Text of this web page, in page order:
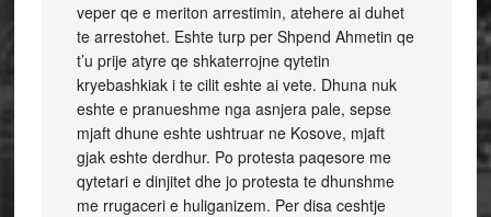
veper qe e meriton arrestimin, atehere ai duhet
te arrestohet. Eshte turp per Shpend Ahmetin qe
t’u prije atyre qe shkaterrojne qytetin
kryebashkiak i te cilit eshte ai vete. Dhuna nuk
eshte e pranueshme nga asnjera pale, sepse
mjaft dhune eshte ushtruar ne Kosove, mjaft
gjak eshte derdhur. Po protesta paqesore me
qytetari e dinjitet dhe jo protesta te dhunshme
me rrugaceri e huliganizem. Per disa ceshtje